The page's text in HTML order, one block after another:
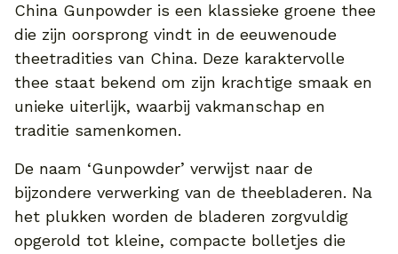
China Gunpowder is een klassieke groene thee
die zijn oorsprong vindt in de eeuwenoude
theetradities van China. Deze karaktervolle
thee staat bekend om zijn krachtige smaak en
unieke uiterlijk, waarbij vakmanschap en
traditie samenkomen.
De naam ‘Gunpowder’ verwijst naar de
bijzondere verwerking van de theebladeren. Na
het plukken worden de bladeren zorgvuldig
opgerold tot kleine, compacte bolletjes die